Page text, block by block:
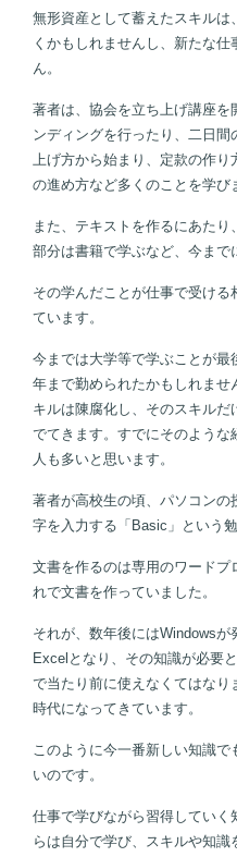
無形資産として蓄えたスキル
くかもしれませんし、新たな
ん。
著者は、協会を立ち上げ講座
ンディングを行ったり、二日
上げ方から始まり、定款の作
の進め方など多くのことを学び
また、テキストを作るにあた
部分は書籍で学ぶなど、今まで
その学んだことが仕事で受け
ています。
今までは大学等で学ぶことが
年まで勤められたかもしれま
キルは陳腐化し、そのスキル
でてきます。すでにそのよう
人も多いと思います。
著者が高校生の頃、パソコン
字を入力する「Basic」という
文書を作るのは専用のワード
れで文書を作っていました。
それが、数年後にはWindows
Excelとなり、その知識が必要
で当たり前に使えなくてはな
時代になってきています。
このように今一番新しい知識
いのです。
仕事で学びながら習得してい
らは自分で学び、スキルや知